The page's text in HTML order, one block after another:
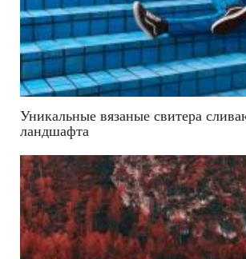
Уникальные вязаные свитера
ландшафта